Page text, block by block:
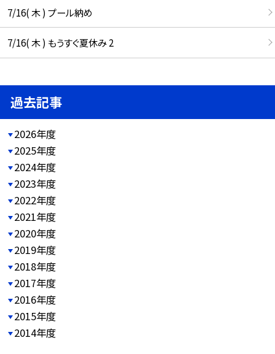
7/16( 木 ) プール納め
7/16( 木 ) もうすぐ夏休み 2
過去記事
2026年度
2025年度
2024年度
2023年度
2022年度
2021年度
2020年度
2019年度
2018年度
2017年度
2016年度
2015年度
2014年度